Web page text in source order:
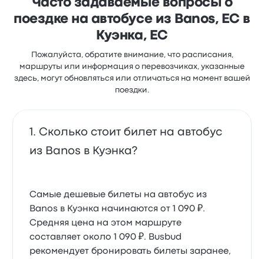
Часто задаваемые вопросы о
поездке на автобусе из Banos, EC в
Куэнка, EC
Пожалуйста, обратите внимание, что расписания,
маршруты или информация о перевозчиках, указанные
здесь, могут обновляться или отличаться на момент вашей
поездки.
Сколько стоит билет на автобус
из Banos в Куэнка?
Самые дешевые билеты на автобус из
Banos в Куэнка начинаются от 1 090 ₽.
Средняя цена на этом маршруте
составляет около 1 090 ₽. Busbud
рекомендует бронировать билеты заранее,